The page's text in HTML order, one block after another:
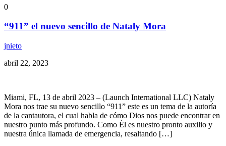
0
“911” el nuevo sencillo de Nataly Mora
jnieto
abril 22, 2023
Miami, FL, 13 de abril 2023 – (Launch International LLC) Nataly
Mora nos trae su nuevo sencillo “911” este es un tema de la autoría
de la cantautora, el cual habla de cómo Dios nos puede encontrar en
nuestro punto más profundo. Como Él es nuestro pronto auxilio y
nuestra única llamada de emergencia, resaltando […]